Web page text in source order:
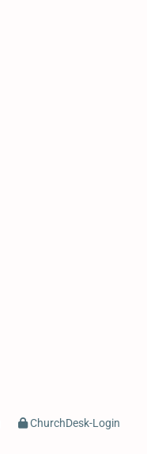
ChurchDesk-Login